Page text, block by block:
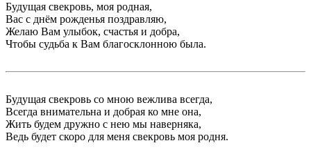
Будущая свекровь, моя родная,
Вас с днём рожденья поздравляю,
Желаю Вам улыбок, счастья и добра,
Чтобы судьба к Вам благосклонною была.
Будущая свекровь со мною вежлива всегда,
Всегда внимательна и добрая ко мне она,
Жить будем дружно с нею мы наверняка,
Ведь будет скоро для меня свекровь моя родня.